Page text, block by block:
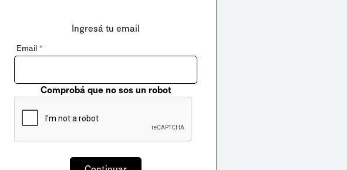
Ingresá tu email
Email *
Comprobá que no sos un robot